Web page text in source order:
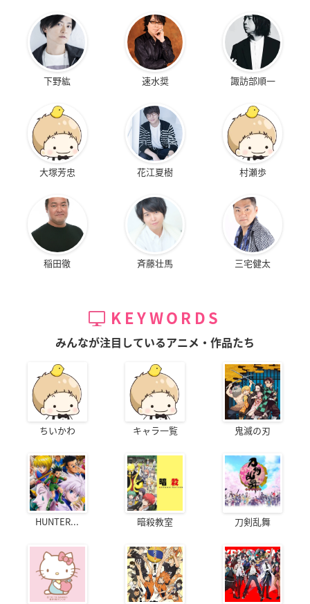
下野紘 速水奨 諏訪部順一
大塚芳忠 花江夏樹 村瀬歩
稲田徹 斉藤壮馬 三宅健太
KEYWORDS
みんなが注目しているアニメ・作品たち
ちいかわ キャラ一覧 鬼滅の刃
HUNTER... 暗殺教室 刀剣乱舞